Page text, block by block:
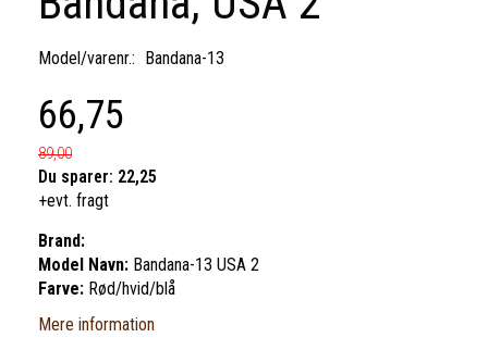
Model/varenr.: Bandana-13
66,75
89,00
Du sparer: 22,25
+evt. fragt
Brand:
Model Navn: Bandana-13 USA 2
Farve: Rød/hvid/blå
Mere information